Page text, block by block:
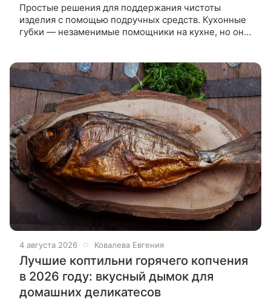
Простые решения для поддержания чистоты
изделия с помощью подручных средств. Кухонные
губки — незаменимые помощники на кухне, но они
4 августа 2026 Ковалева Евгения
Лучшие коптильни горячего копчения
в 2026 году: вкусный дымок для
домашних деликатесов